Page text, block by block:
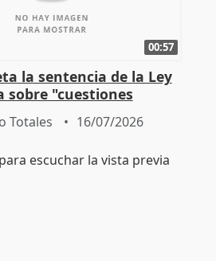
00:57
la sentencia de la Ley
sobre "cuestiones
"no avalan la const
Totales 16/07/2026